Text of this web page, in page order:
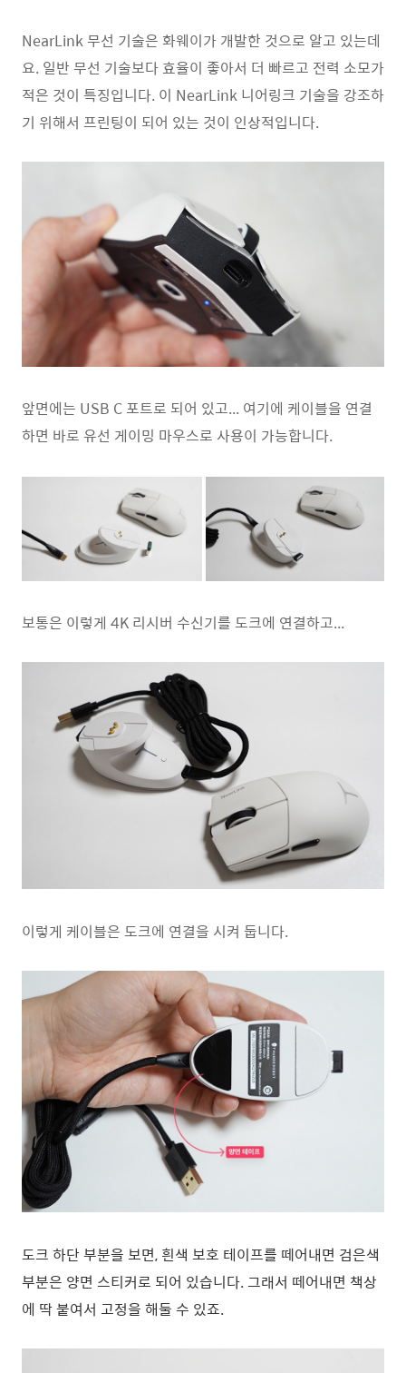
NearLink 무선 기술은 화웨이가 개발한 것으로 알고 있는데
요. 일반 무선 기술보다 효율이 좋아서 더 빠르고 전력 소모가
적은 것이 특징입니다. 이 NearLink 니어링크 기술을 강조하
기 위해서 프린팅이 되어 있는 것이 인상적입니다.
앞면에는 USB C 포트로 되어 있고... 여기에 케이블을 연결
하면 바로 유선 게이밍 마우스로 사용이 가능합니다.
보통은 이렇게 4K 리시버 수신기를 도크에 연결하고...
이렇게 케이블은 도크에 연결을 시켜 둡니다.
도크 하단 부분을 보면, 흰색 보호 테이프를 떼어내면 검은색
부분은 양면 스티커로 되어 있습니다. 그래서 떼어내면 책상
에 딱 붙여서 고정을 해둘 수 있죠.